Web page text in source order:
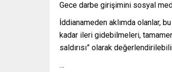
Gece darbe girişimini sosyal
İddianameden aklımda olanlar,
kadar ileri gidebilmeleri,
saldırısı” olarak
…